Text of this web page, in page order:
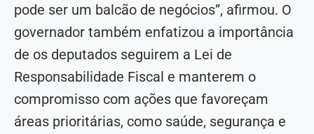
pode ser um balcão de negócios”, afirmou. O
governador também enfatizou a importância
de os deputados seguirem a Lei de
Responsabilidade Fiscal e manterem o
compromisso com ações que favoreçam
áreas prioritárias, como saúde, segurança e